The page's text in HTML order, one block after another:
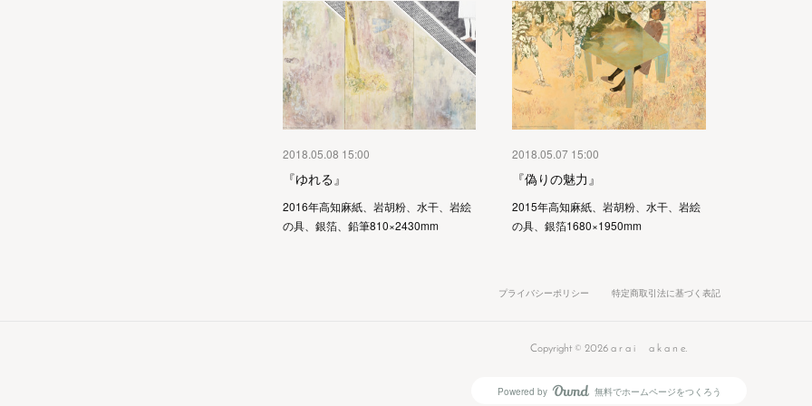
2018.05.08 15:00
『ゆれる』
2016年高知麻紙、岩胡粉、水干、岩絵
の具、銀箔、鉛筆810×2430mm
2018.05.07 15:00
『偽りの魅力』
2015年高知麻紙、岩胡粉、水干、岩絵
の具、銀箔1680×1950mm
プライバシーポリシー 特定商取引法に基づく表記
Copyright © 2026 a r a i a k a n e.
Powered by AmebaOwnd
無料でホームページをつくろう